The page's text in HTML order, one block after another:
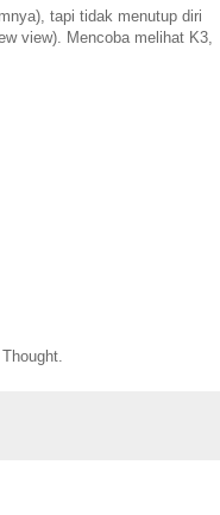
tapi tidak menutup diri
view). Mencoba melihat K3,